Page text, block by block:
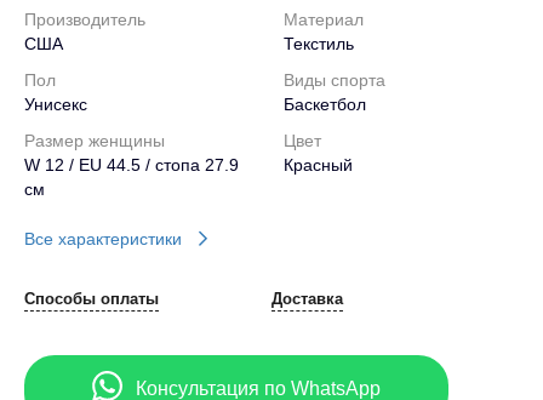
Производитель
США
Материал
Текстиль
Пол
Унисекс
Виды спорта
Баскетбол
Размер женщины
W 12 / EU 44.5 / стопа 27.9
см
Цвет
Красный
Все характеристики
Способы оплаты Доставка
Консультация по WhatsApp